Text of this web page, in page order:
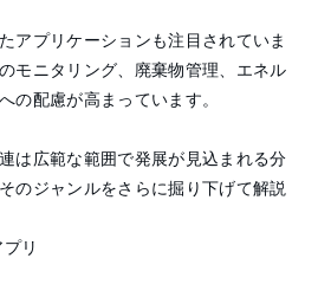
アプリケーションも注目されていま
モニタリング、廃棄物管理、エネル
の配慮が高まっています。
は広範な範囲で発展が見込まれる分
のジャンルをさらに掘り下げて解説
リ